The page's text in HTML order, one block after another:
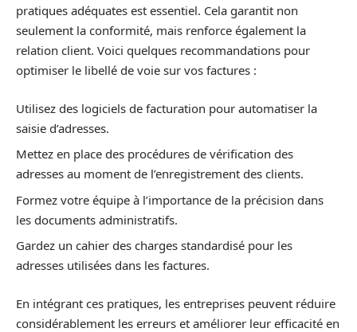
pratiques adéquates est essentiel. Cela garantit non
seulement la conformité, mais renforce également la
relation client. Voici quelques recommandations pour
optimiser le libellé de voie sur vos factures :
Utilisez des logiciels de facturation pour automatiser la
saisie d’adresses.
Mettez en place des procédures de vérification des
adresses au moment de l’enregistrement des clients.
Formez votre équipe à l’importance de la précision dans
les documents administratifs.
Gardez un cahier des charges standardisé pour les
adresses utilisées dans les factures.
En intégrant ces pratiques, les entreprises peuvent réduire
considérablement les erreurs et améliorer leur efficacité en